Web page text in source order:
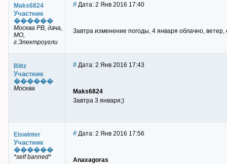
Maks6824
Участник
������
Москва РВ, дача,
МО,
г.Электроугли
# Дата: 2 Янв 2016 17:40
Завтра изменение погоды, 4 января облачно,
Blitz
Участник
������
Москва
# Дата: 2 Янв 2016 17:43
Maks6824
Завтра 3 января;)
Eiswinter
Участник
������
*self banned*
# Дата: 2 Янв 2016 17:56
Anaxagoras